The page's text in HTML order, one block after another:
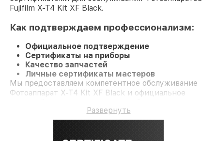
Fujifilm X-T4 Kit XF Black.
Как подтверждаем профессионализм:
Официальное подтверждение
Сертификаты на приборы
Качество запчастей
Личные сертификаты мастеров
Мы предоставляем компетентное обслуживание
Фотоаппарат X-T4 Kit XF Black и официальное
Развернуть